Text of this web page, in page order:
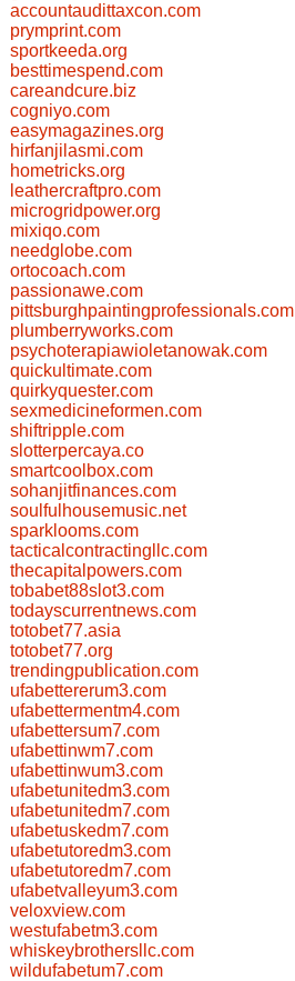
accountaudittaxcon.com
prymprint.com
sportkeeda.org
besttimespend.com
careandcure.biz
cogniyo.com
easymagazines.org
hirfanjilasmi.com
hometricks.org
leathercraftpro.com
microgridpower.org
mixiqo.com
needglobe.com
ortocoach.com
passionawe.com
pittsburghpaintingprofessionals.com
plumberryworks.com
psychoterapiawioletanowak.com
quickultimate.com
quirkyquester.com
sexmedicineformen.com
shiftripple.com
slotterpercaya.co
smartcoolbox.com
sohanjitfinances.com
soulfulhousemusic.net
sparklooms.com
tacticalcontractingllc.com
thecapitalpowers.com
tobabet88slot3.com
todayscurrentnews.com
totobet77.asia
totobet77.org
trendingpublication.com
ufabettererum3.com
ufabettermentm4.com
ufabettersum7.com
ufabettinwm7.com
ufabettinwum3.com
ufabetunitedm3.com
ufabetunitedm7.com
ufabetuskedm7.com
ufabetutoredm3.com
ufabetutoredm7.com
ufabetvalleyum3.com
veloxview.com
westufabetm3.com
whiskeybrothersllc.com
wildufabetum7.com